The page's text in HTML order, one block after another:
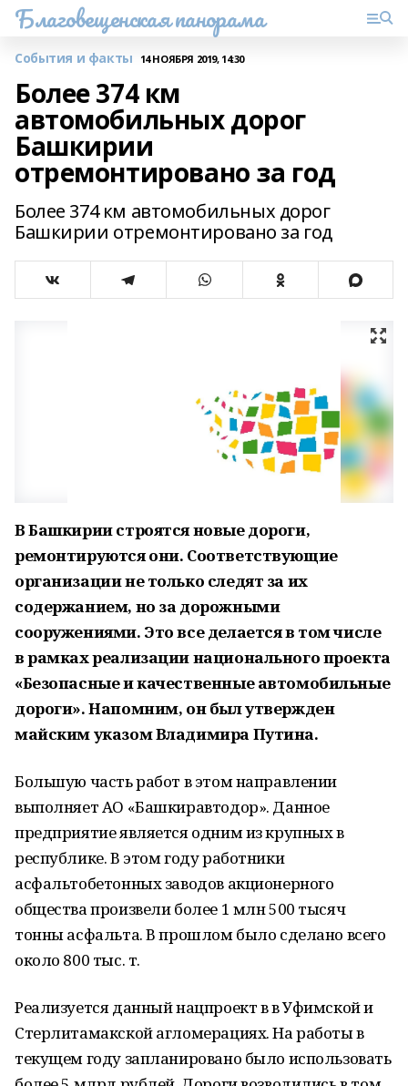
Благовещенская панорама
События и факты 14 НОЯБРЯ 2019, 14:30
Более 374 км
автомобильных дорог
Башкирии
отремонтировано за год
Более 374 км автомобильных дорог
Башкирии отремонтировано за год
В Башкирии строятся новые дороги,
ремонтируются они. Соответствующие
организации не только следят за их
содержанием, но за дорожными
сооружениями. Это все делается в том числе
в рамках реализации национального проекта
«Безопасные и качественные автомобильные
дороги». Напомним, он был утвержден
майским указом Владимира Путина.
Большую часть работ в этом направлении
выполняет АО «Башкиравтодор». Данное
предприятие является одним из крупных в
республике. В этом году работники
асфальтобетонных заводов акционерного
общества произвели более 1 млн 500 тысяч
тонны асфальта. В прошлом было сделано всего
около 800 тыс. т.
Реализуется данный нацпроект в в Уфимской и
Стерлитамакской агломерациях. На работы в
текущем году запланировано было использовать